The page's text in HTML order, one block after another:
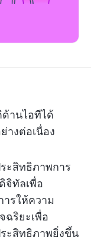
านไอทีได้
างต่อเนื่อง
ะสิทธิภาพการ
จิทัลเพื่อ
รให้ความ
ฉริยะเพื่อ
ะสิทธิภาพยิ่งขึ้น